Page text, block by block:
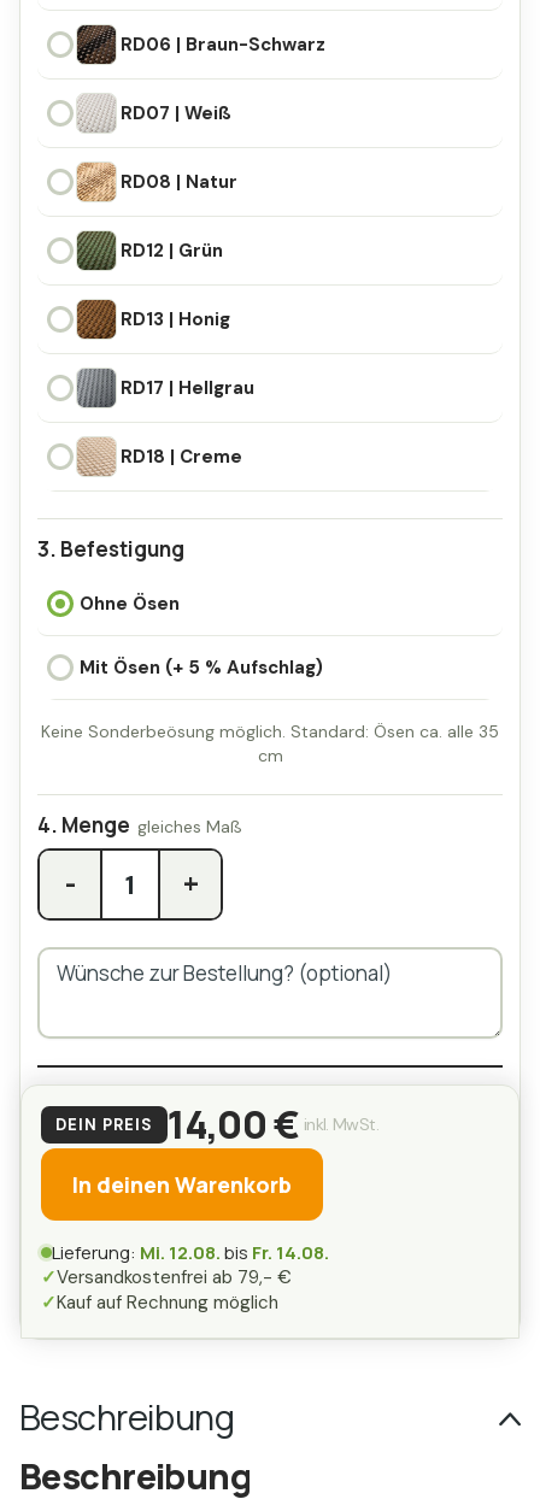
RD06 | Braun-Schwarz
RD07 | Weiß
RD08 | Natur
RD12 | Grün
RD13 | Honig
RD17 | Hellgrau
RD18 | Creme
Befestigung
Ohne Ösen
Mit Ösen (+ 5 % Aufschlag)
Keine Sonderbeösung möglich. Standard: Ösen ca. alle 35
cm
Menge
- +
DEIN PREIS 14,00 € inkl. MwSt.
In deinen Warenkorb
Lieferung: Mi. 12.08.bis Fr. 14.08.
✓Versandkostenfrei ab 79,- €
✓Kauf auf Rechnung möglich
Beschreibung
Beschreibung